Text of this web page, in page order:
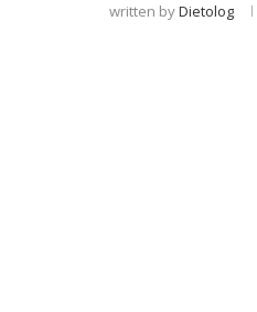
written byDietolog